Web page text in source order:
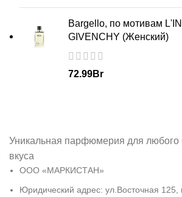
Bargello, по мотивам
GIVENCHY (Женский)
72.99Br
Уникальная парфюмерия для любого
вкуса
ООО «МАРКИСТАН»
Юридический адрес: ул.Восточная